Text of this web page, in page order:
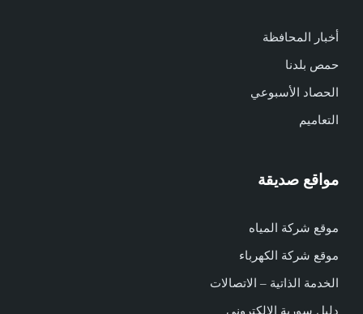
أخبار المحافظة
حمص بلدنا
الحصاد الأسبوعي
التعاميم
مواقع صديقة
موقع شركة المياه
موقع شركة الكهرباء
الخدمة الذاتية – الاتصالات
دليل سورية الالكتروني